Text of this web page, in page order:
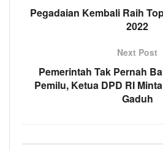
Pegadaian Kembali Raih
2022
Next Post
Pemerintah Tak Pernah
Pemilu, Ketua DPD RI
Gaduh